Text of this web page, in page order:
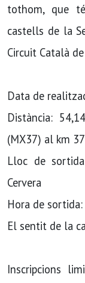
tothom, que
castells de la
Circuit Català
Data de
Distància:
(MX37) al km
Lloc de
Cervera
Hora de
El sentit de la
Inscripcions